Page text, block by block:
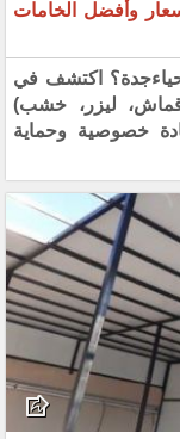
والأسعار وأفضل الخامات
اكتشف في
قماش، ليزر، خشب)
خصوصية وحماية